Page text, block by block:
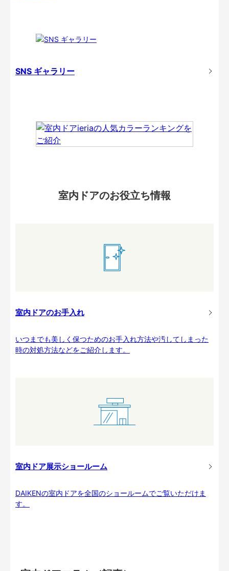
SNS ギャラリー
室内ドアのお役立ち情報
室内ドアのお手入れ
いつまでも美しく保つためのお手入れ方法や汚してしまった
時の対処方法などをご紹介します。
室内ドア展示ショールーム
DAIKENの室内ドアを全国のショールームでご覧いただけま
す。